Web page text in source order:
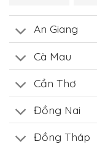
An Giang
Cà Mau
Cần Thơ
Đồng Nai
Đồng Tháp